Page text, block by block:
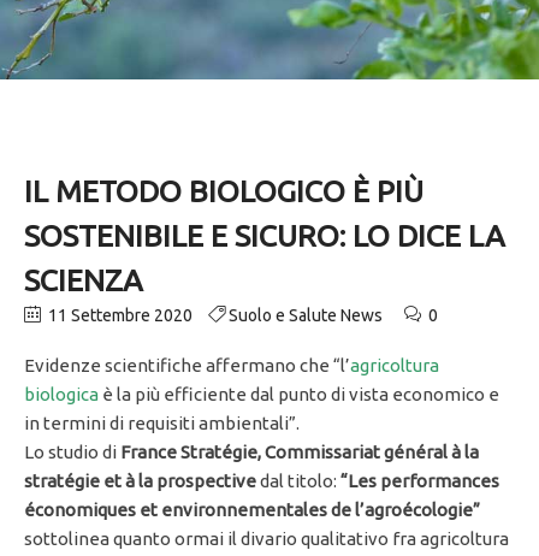
IL METODO BIOLOGICO È PIÙ
SOSTENIBILE E SICURO: LO DICE LA
SCIENZA
11 Settembre 2020 Suolo e Salute News 0
Evidenze scientifiche affermano che “l’agricoltura
biologica è la più efficiente dal punto di vista economico e
in termini di requisiti ambientali”.
Lo studio di France Stratégie, Commissariat général à la
stratégie et à la prospectivedal titolo: “Les performances
économiques et environnementales de l’agroécologie”
sottolinea quanto ormai il divario qualitativo fra agricoltura